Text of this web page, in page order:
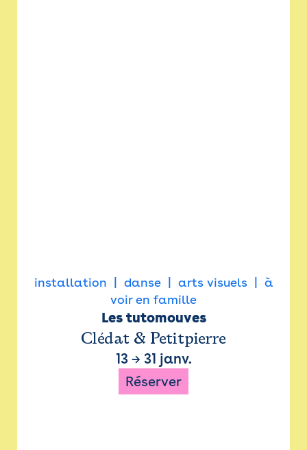
installation danse arts visuels
à
voir en famille
Les tutomouves
Clédat & Petitpierre
13→ 31 janv.
Réserver